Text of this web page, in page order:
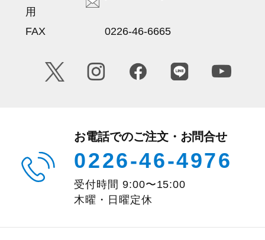
用
FAX 0226-46-6665
お電話でのご注文・お問合せ
0226-46-4976
受付時間 9:00〜15:00
木曜・日曜定休